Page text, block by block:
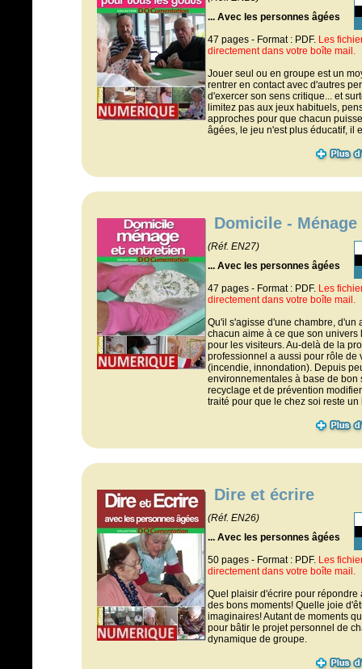
... Avec les personnes âgées
47 pages - Format : PDF. Les
directement dans votre boîte mail.
Jouer seul ou en groupe est un
rentrer en contact avec d'autres
d'exercer son sens critique... et
limitez pas aux jeux habituels,
approches pour que chacun
âgées, le jeu n'est plus éducatif, il
Domicile -
(Réf. EN27)
... Avec les personnes âgées
47 pages - Format : PDF. Les
directement dans votre boîte mail.
Qu'il s'agisse d'une chambre, d'un
chacun aime à ce que son
pour les visiteurs. Au-delà de la
professionnel a aussi pour rôle de
(incendie, innondation). Depuis
environnementales à base de
recyclage et de prévention
traité pour que le chez soi reste
Dire et écrire
(Réf. EN26)
... Avec les personnes âgées
50 pages - Format : PDF. Les
directement dans votre boîte mail.
Quel plaisir d'écrire pour
des bons moments! Quelle joie
imaginaires! Autant de moments
pour bâtir le projet personnel de
dynamique de groupe.